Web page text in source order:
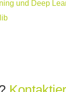
und Deep